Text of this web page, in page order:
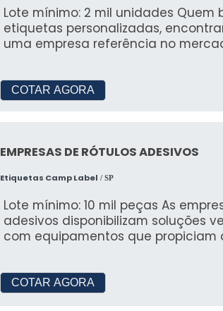
Lote mínimo: 2 mil unidades Quem buscar por fábrica
etiquetas personalizadas,
uma empresa referência no
COTAR AGORA
EMPRESAS DE RÓTULOS ADESIVOS
Etiquetas Camp Label / SP
Lote mínimo: 10 mil peças As
adesivos disponibilizam soluções
com equipamentos que propiciam
COTAR AGORA